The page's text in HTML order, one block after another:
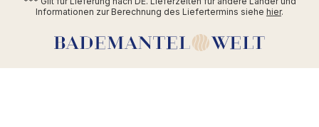
Informationen zur Berechnung des Liefertermins siehe hier.